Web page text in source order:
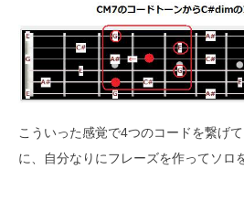
こういった感覚で4つのコードを繋げ
に、自分なりにフレーズを作ってソロ